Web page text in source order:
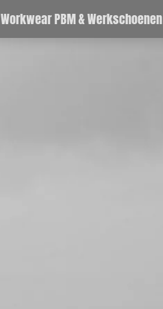
Workwear PBM & Werkschoenen